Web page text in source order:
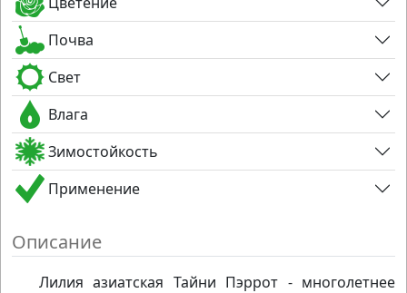
Почва
Свет
Влага
Зимостойкость
Применение
Описание
Лилия азиатская Тайни Пэррот - многолетнее